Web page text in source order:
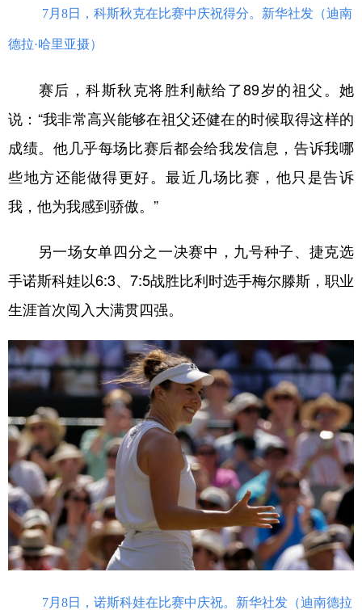
7月8日，科斯秋克在比赛中庆祝得分。新华社发（迪南
德拉·哈里亚摄）
赛后，科斯秋克将胜利献给了89岁的祖父。她
说：“我非常高兴能够在祖父还健在的时候取得这样的
成绩。他几乎每场比赛后都会给我发信息，告诉我哪
些地方还能做得更好。最近几场比赛，他只是告诉
我，他为我感到骄傲。”
另一场女单四分之一决赛中，九号种子、捷克选
手诺斯科娃以6:3、7:5战胜比利时选手梅尔滕斯，职业
生涯首次闯入大满贯四强。
7月8日，诺斯科娃在比赛中庆祝。新华社发（迪南德拉